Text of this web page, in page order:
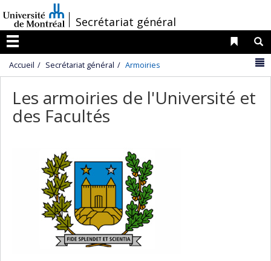
au
contenu
/
Secrétariat général
Menu
Liens
Accueil Secrétariat général Armoiries
Les armoiries de l'Université et
des Facultés